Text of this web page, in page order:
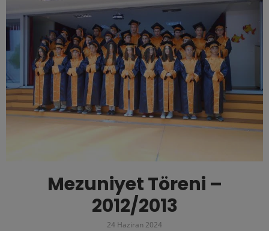
Mezuniyet Töreni –
2012/2013
24 Haziran 2024